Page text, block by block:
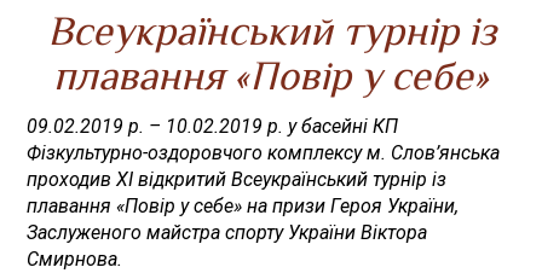
Всеукраїнський турнір із
плавання «Повір у себе»
09.02.2019 р. – 10.02.2019 р. у басейні КП
Фізкультурно-оздоровчого комплексу м. Слов’янська
проходив ХІ відкритий Всеукраїнський турнір із
плавання «Повір у себе» на призи Героя України,
Заслуженого майстра спорту України Віктора
Смирнова.